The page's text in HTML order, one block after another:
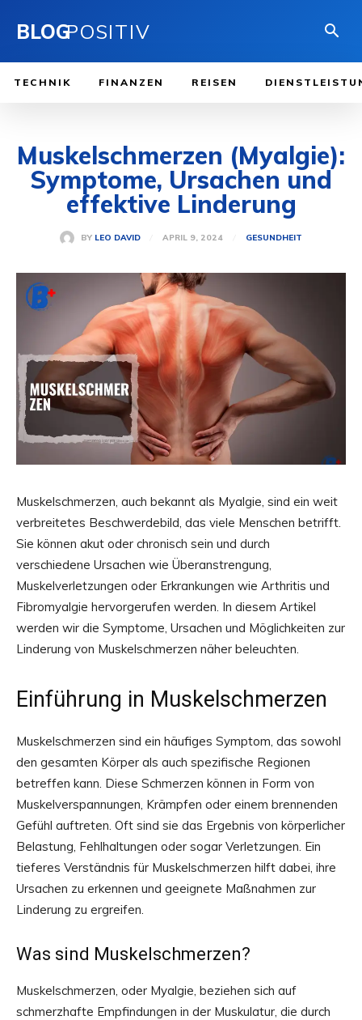
BLOGPOSITIV
TECHNIK FINANZEN REISEN
Muskelschmerzen (Myalgie):
Symptome, Ursachen und
effektive Linderung
BY LEO DAVID APRIL 9, 2024 GESUNDHEIT
Muskelschmerzen, auch bekannt als Myalgie, sind ein weit
verbreitetes Beschwerdebild, das viele Menschen betrifft.
Sie können akut oder chronisch sein und durch
verschiedene Ursachen wie Überanstrengung,
Muskelverletzungen oder Erkrankungen wie Arthritis und
Fibromyalgie hervorgerufen werden. In diesem Artikel
werden wir die Symptome, Ursachen und Möglichkeiten zur
Linderung von Muskelschmerzen näher beleuchten.
Einführung in Muskelschmerzen
Muskelschmerzen sind ein häufiges Symptom, das sowohl
den gesamten Körper als auch spezifische Regionen
betreffen kann. Diese Schmerzen können in Form von
Muskelverspannungen, Krämpfen oder einem brennenden
Gefühl auftreten. Oft sind sie das Ergebnis von körperlicher
Belastung, Fehlhaltungen oder sogar Verletzungen. Ein
tieferes Verständnis für Muskelschmerzen hilft dabei, ihre
Ursachen zu erkennen und geeignete Maßnahmen zur
Linderung zu ergreifen.
Was sind Muskelschmerzen?
Muskelschmerzen, oder Myalgie, beziehen sich auf
schmerzhafte Empfindungen in der Muskulatur, die durch